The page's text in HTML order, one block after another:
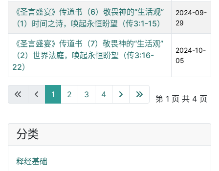
《圣言盛宴》传道书（6）敬畏神的“生活观”
（1）时间之诗，唤起永恒盼望（传3:1-15）
2024-09-
29
《圣言盛宴》传道书（7）敬畏神的“生活观”
（2）世界法庭，唤起永恒盼望（传3:16-
22）
2024-10-
05
第 1 页 共 4 页
1 2 3 4
分类
释经基础